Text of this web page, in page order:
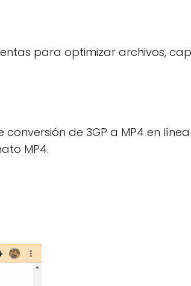
para optimizar archivos,
conversión de 3GP a MP4 en
MP4.